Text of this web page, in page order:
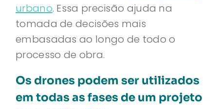
urbano. Essa precisão ajuda na
tomada de decisões mais
embasadas ao longo de todo o
processo de obra.
Os drones podem ser utilizados
em todas as fases de um projeto